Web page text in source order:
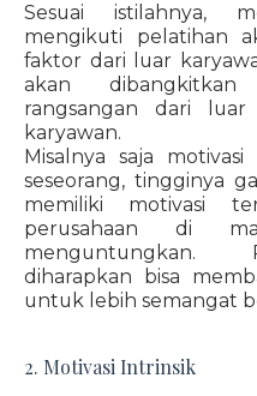
Sesuai istilahnya,
mengikuti pelatihan
faktor dari luar
akan
rangsangan dari
karyawan.
Misalnya saja
seseorang, tingginya
memiliki motivasi
perusahaan di
menguntungkan.
diharapkan bisa
untuk lebih semangat
2. Motivasi Intrinsik